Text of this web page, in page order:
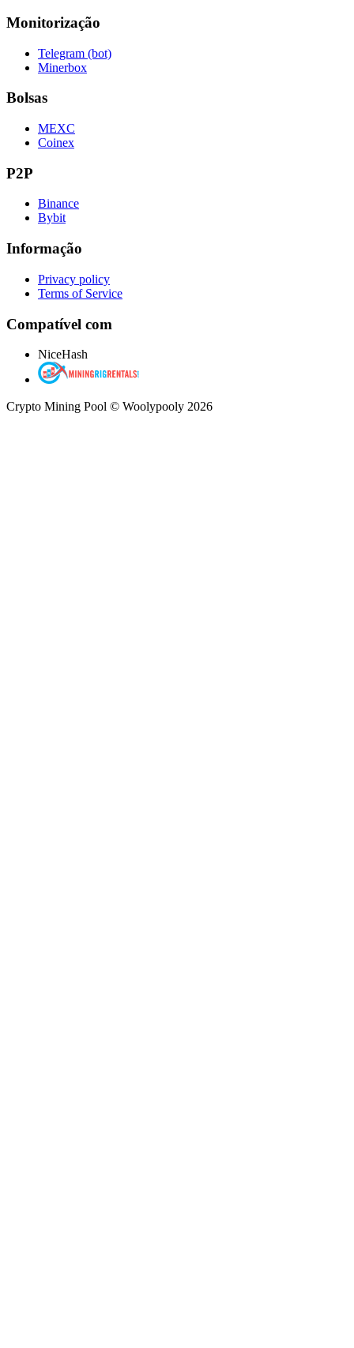
Monitorização
Telegram (bot)
Minerbox
Bolsas
MEXC
Coinex
P2P
Binance
Bybit
Informação
Privacy policy
Terms of Service
Compatível com
NiceHash
Crypto Mining Pool © Woolypooly 2026